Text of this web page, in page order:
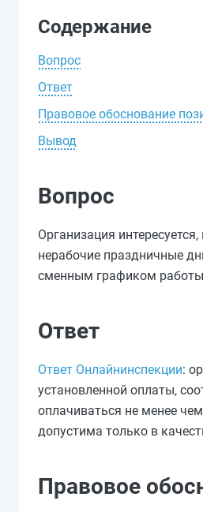
Содержание
Вопрос
Ответ
Правовое обоснование
Вывод
Вопрос
Организация
нерабочие праздничные
сменным графиком
Ответ
Ответ Онлайнинспекции:
установленной оплаты,
оплачиваться не менее
допустима только в
Правовое